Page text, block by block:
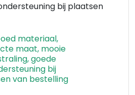
bij plaatsen